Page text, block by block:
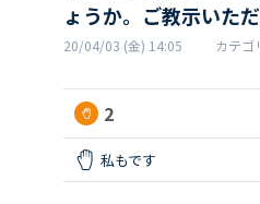
ょうか。ご教示いた
20/04/03 (金) 14:05 カテゴ
2
私もです